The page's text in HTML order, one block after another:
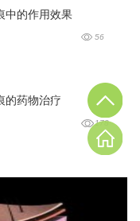
中的作用效果
56
的药物治疗
178